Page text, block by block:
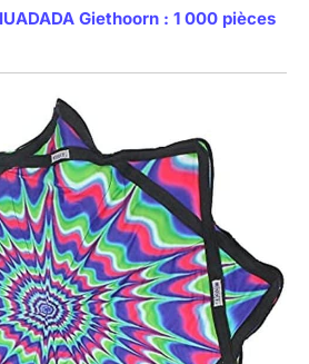
Giethoorn : 1 000 pièces